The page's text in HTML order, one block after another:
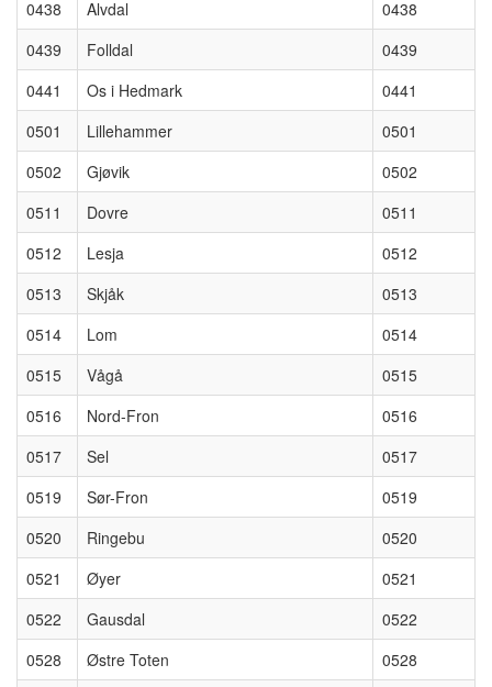
0438 Alvdal
0438
0439
Folldal
0439
0441
Os i Hedmark
0441
0501
Lillehammer
0501
0502
Gjøvik
0502
0511
Dovre
0511
0512
Lesja
0512
0513
Skjåk
0513
0514
Lom
0514
0515
Vågå
0515
0516
Nord-Fron
0516
0517
Sel
0517
0519
Sør-Fron
0519
0520
Ringebu
0520
0521
Øyer
0521
0522
Gausdal
0522
0528
Østre Toten
0528